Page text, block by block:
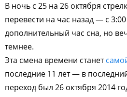
В ночь с 25 на 26 октября
перевести на час назад — с
дополнительный час сна, но
темнее.
Эта смена времени станет
последние 11 лет — в
переход был 26 октября 2014